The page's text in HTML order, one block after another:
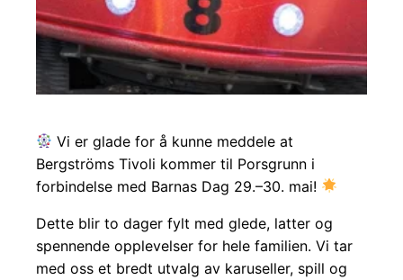
Vi er glade for å kunne meddele at
Bergströms Tivoli kommer til Porsgrunn i
forbindelse med Barnas Dag 29.–30. mai!
Dette blir to dager fylt med glede, latter og
spennende opplevelser for hele familien. Vi tar
med oss et bredt utvalg av karuseller, spill og